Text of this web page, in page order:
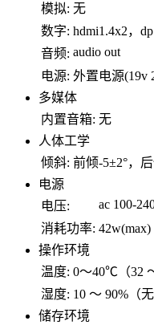
模拟: 无
数字: hdmi1.4x2，
音频: audio out
电源: 外置电源(19v
多媒体
内置音箱: 无
人体工学
倾斜: 前倾-5±2°，
电源
电压:
ac 100-
消耗功率:
操作环境
温度: 0～40℃（32
湿度: 10 ～ 90%（
储存环境